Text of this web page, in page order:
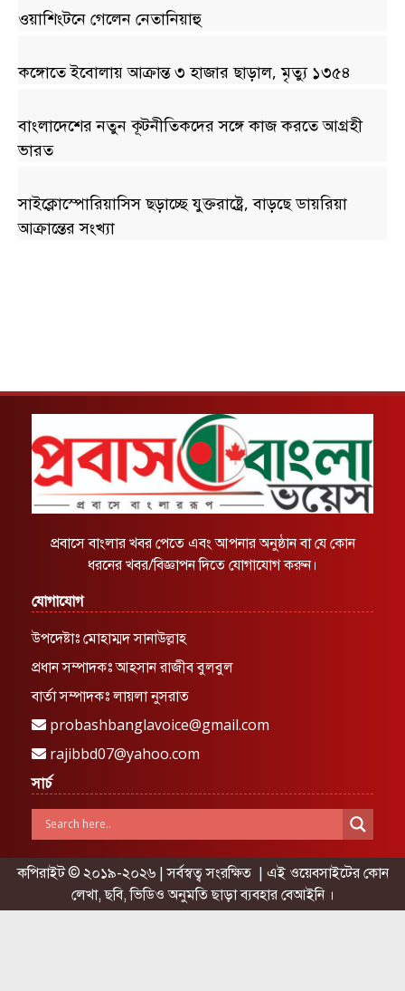
ওয়াশিংটনে গেলেন নেতানিয়াহু
কঙ্গোতে ইবোলায় আক্রান্ত ৩ হাজার ছাড়াল, মৃত্যু ১৩৫৪
বাংলাদেশের নতুন কূটনীতিকদের সঙ্গে কাজ করতে আগ্রহী
ভারত
সাইক্লোস্পোরিয়াসিস ছড়াচ্ছে যুক্তরাষ্ট্রে, বাড়ছে ডায়রিয়া
আক্রান্তের সংখ্যা
প্রবাসে বাংলার খবর পেতে এবং আপনার অনুষ্ঠান বা যে কোন
ধরনের খবর/বিজ্ঞাপন দিতে যোগাযোগ করুন।
যোগাযোগ
উপদেষ্টাঃ মোহাম্মদ সানাউল্লাহ
প্রধান সম্পাদকঃ আহসান রাজীব বুলবুল
বার্তা সম্পাদকঃ লায়লা নুসরাত
probashbanglavoice@gmail.com
rajibbd07@yahoo.com
সার্চ
কপিরাইট © ২০১৯-২০২৬ | সর্বস্বত্ব সংরক্ষিত | এই ওয়েবসাইটের কোন
লেখা, ছবি, ভিডিও অনুমতি ছাড়া ব্যবহার বেআইনি ।